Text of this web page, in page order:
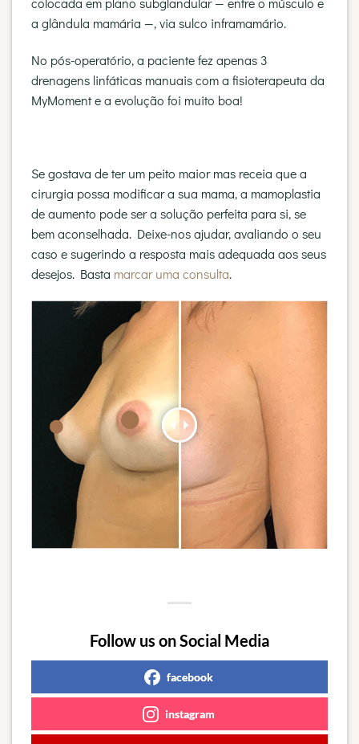
a glândula mamária —, via sulco inframamário.
No pós-operatório, a paciente fez apenas 3
drenagens linfáticas manuais com a fisioterapeuta da
MyMoment e a evolução foi muito boa!
Se gostava de ter um peito maior mas receia que a
cirurgia possa modificar a sua mama, a mamoplastia
de aumento pode ser a solução perfeita para si, se
bem aconselhada. Deixe-nos ajudar, avaliando o seu
caso e sugerindo a resposta mais adequada aos seus
desejos. Basta marcar uma consulta.
Follow us on Social Media
facebook
instagram